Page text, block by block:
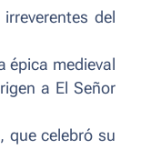
del
épica medieval
a El Señor
, que celebró su